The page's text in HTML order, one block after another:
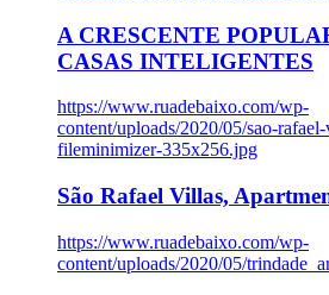
A CRESCENTE
CASAS INTELIGENTES
https://www.ruadebaixo.com/wp-
content/uploads/2020/05/sao-
fileminimizer-335x256.jpg
São Rafael Villas,
https://www.ruadebaixo.com/wp-
content/uploads/2020/05/